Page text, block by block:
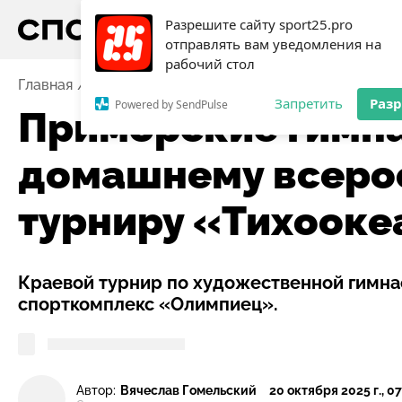
Разрешите сайту sport25.pro
отправлять вам уведомления на
рабочий стол
Powered by SendPulse Запретить
Главная Приморские гимнастки
Приморские
домашнему
турниру
Краевой турнир по художественной
спорткомплекс «Олимпиец».
Автор: Вячеслав Гомельский 20 октября 2025 г.,